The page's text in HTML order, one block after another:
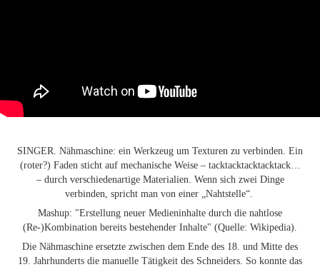
SINGER. Nähmaschine: ein Werkzeug um Texturen zu verbinden. Ein
(roter?) Faden sticht auf mechanische Weise – tacktacktacktacktack…
– durch verschiedenartige Materialien. Wenn sich zwei Dinge
verbinden, spricht man von einer „Nahtstelle“.
Mashup: "Erstellung neuer Medieninhalte durch die nahtlose
(Re-)Kombination bereits bestehender Inhalte" (Quelle: Wikipedia).
Die Nähmaschine ersetzte zwischen dem Ende des 18. und Mitte des
19. Jahrhunderts die manuelle Tätigkeit des Schneiders. So konnte das